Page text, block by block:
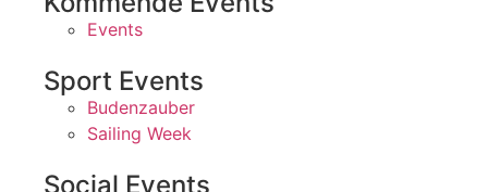
Events
Sport Events
Budenzauber
Sailing Week
Social Events